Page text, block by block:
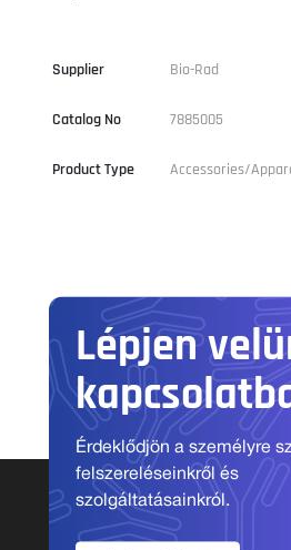
Supplier Bio-Rad
Catalog No 7885005
Product Type Accessories/
Lépjen
Érdeklődjön a személyre
felszereléseinkről és
szolgáltatásainkról.